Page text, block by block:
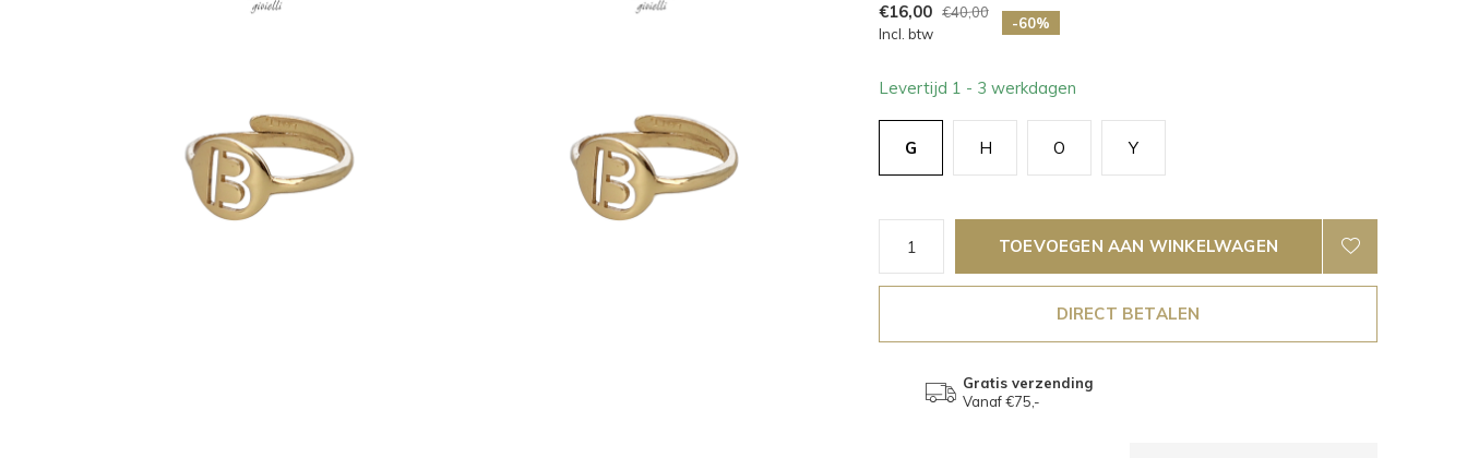
€16,00 €40,00
Incl. btw
-60%
Levertijd 1 - 3 werkdagen
G H O Y
TOEVOEGEN AAN WINKELWAGEN
DIRECT BETALEN
Gratis verzending
Vanaf €75,-